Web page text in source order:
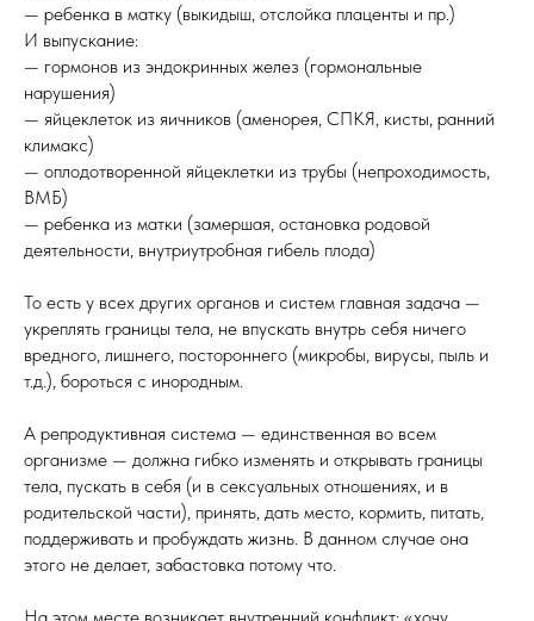
— ребенка в матку (выкидыш, отслойка плаценты и пр.)
И выпускание:
— гормонов из эндокринных желез (гормональные
нарушения)
— яйцеклеток из яичников (аменорея, СПКЯ, кисты, ранний
климакс)
— оплодотворенной яйцеклетки из трубы (непроходимость,
ВМБ)
— ребенка из матки (замершая, остановка родовой
деятельности, внутриутробная гибель плода)
То есть у всех других органов и систем главная задача —
укреплять границы тела, не впускать внутрь себя ничего
вредного, лишнего, постороннего (микробы, вирусы, пыль и
т.д.), бороться с инородным.
А репродуктивная система — единственная во всем
организме — должна гибко изменять и открывать границы
тела, пускать в себя (и в сексуальных отношениях, и в
родительской части), принять, дать место, кормить, питать,
поддерживать и пробуждать жизнь. В данном случае она
этого не делает, забастовка потому что.